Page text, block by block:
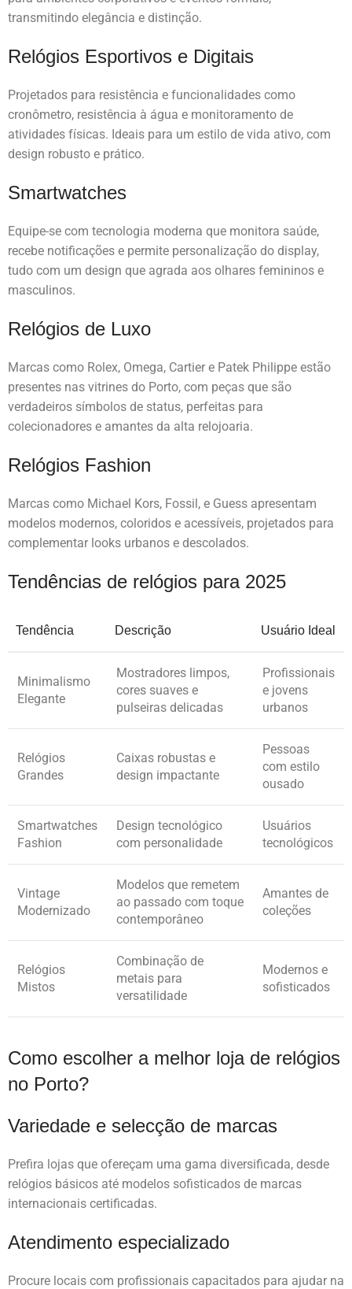
transmitindo elegância e distinção.
Relógios Esportivos e Digitais
Projetados para resistência e funcionalidades como
cronômetro, resistência à água e monitoramento de
atividades físicas. Ideais para um estilo de vida ativo, com
design robusto e prático.
Smartwatches
Equipe-se com tecnologia moderna que monitora saúde,
recebe notificações e permite personalização do display,
tudo com um design que agrada aos olhares femininos e
masculinos.
Relógios de Luxo
Marcas como Rolex, Omega, Cartier e Patek Philippe estão
presentes nas vitrines do Porto, com peças que são
verdadeiros símbolos de status, perfeitas para
colecionadores e amantes da alta relojoaria.
Relógios Fashion
Marcas como Michael Kors, Fossil, e Guess apresentam
modelos modernos, coloridos e acessíveis, projetados para
complementar looks urbanos e descolados.
Tendências de relógios para 2025
Tendência Descrição Usuário Ideal
Minimalismo
Elegante
Mostradores limpos,
cores suaves e
pulseiras delicadas
Profissionais
e jovens
urbanos
Relógios
Grandes
Caixas robustas e
design impactante
Pessoas
com estilo
ousado
Smartwatches
Fashion
Design tecnológico
com personalidade
Usuários
tecnológicos
Vintage
Modernizado
Modelos que remetem
ao passado com toque
contemporâneo
Amantes de
coleções
Relógios
Mistos
Combinação de
metais para
versatilidade
Modernos e
sofisticados
Como escolher a melhor loja de relógios
no Porto?
Variedade e selecção de marcas
Prefira lojas que ofereçam uma gama diversificada, desde
relógios básicos até modelos sofisticados de marcas
internacionais certificadas.
Atendimento especializado
Procure locais com profissionais capacitados para ajudar na